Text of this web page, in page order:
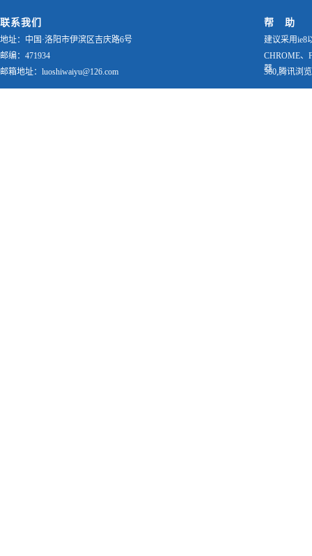
联系我们
地址：中国·洛阳市伊滨区吉庆路6号
邮编：471934
邮箱地址：luoshiwaiyu@126.com
帮 助
建议采用ie8
CHROME、
器
360,腾讯浏